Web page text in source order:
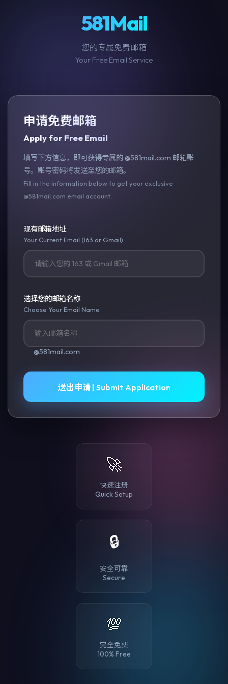
581Mail
您的专属免费邮箱
Your Free Email Service
申请免费邮箱
Apply for Free Email
填写下方信息，即可获得专属的 @581mail.com 邮箱账
号。账号密码将发送至您的邮箱。
Fill in the information below to get your exclusive
@581mail.com email account.
现有邮箱地址
Your Current Email (163 or Gmail)
选择您的邮箱名称
Choose Your Email Name
@581mail.com
送出申请 | Submit Application
🚀
快速注册
Quick Setup
🔒
安全可靠
Secure
💯
完全免费
100% Free